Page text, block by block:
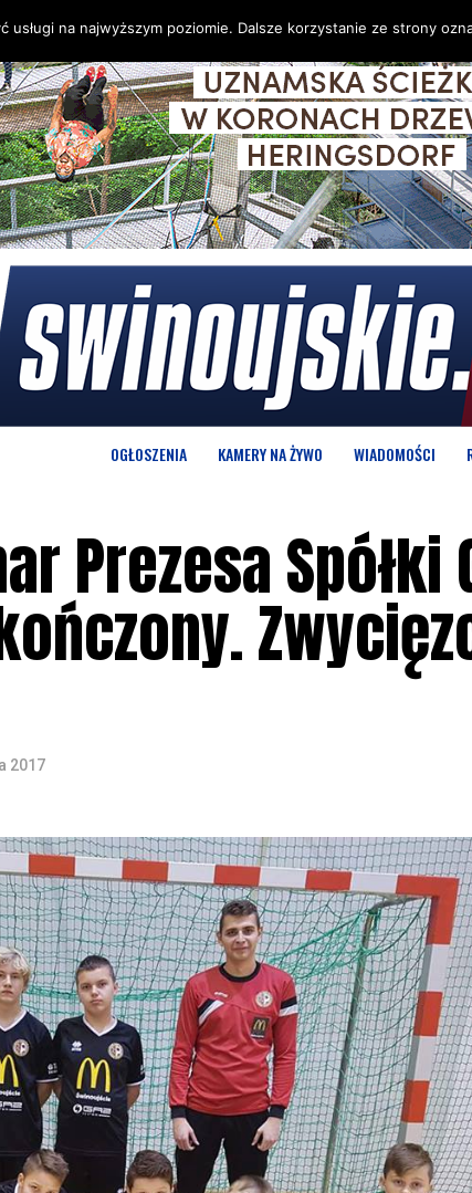
OGŁOSZENIA KAMERY NA ŻYWO WIADOMOŚCI
Prezesa Spółki
2017
usługi na najwyższym poziomie. Dalsze korzystanie ze strony